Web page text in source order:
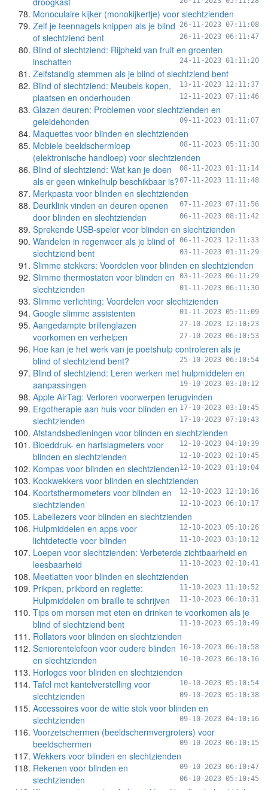
Monoculaire kijker (monokijkertje) voor slechtzienden
26-11-2023 07:11:08
Zelf je teennagels knippen als je blind
of slechtziend bent
26-11-2023 06:11:47
Blind of slechtziend: Rijpheid van fruit en groenten
inschatten
24-11-2023 01:11:20
Zelfstandig stemmen als je blind of slechtziend bent
13-11-2023 12:11:37
Blind of slechtziend: Meubels kopen,
plaatsen en onderhouden
12-11-2023 07:11:46
Glazen deuren: Problemen voor slechtzienden en
geleidehonden
09-11-2023 01:11:07
Maquettes voor blinden en slechtzienden
08-11-2023 05:11:30
Mobiele beeldschermloep
(elektronische handloep) voor slechtzienden
08-11-2023 01:11:14
Blind of slechtziend: Wat kan je doen
als er geen winkelhulp beschikbaar is?07-11-2023 11:11:48
Merkpasta voor blinden en slechtzienden
07-11-2023 07:11:56
Deurklink vinden en deuren openen
door blinden en slechtzienden
06-11-2023 08:11:42
Sprekende USB-speler voor blinden en slechtzienden
06-11-2023 12:11:33
Wandelen in regenweer als je blind of
slechtziend bent
03-11-2023 01:11:29
Slimme stekkers: Voordelen voor blinden en slechtzienden
03-11-2023 06:11:29
Slimme thermostaten voor blinden en
slechtzienden
01-11-2023 06:11:30
Slimme verlichting: Voordelen voor slechtzienden
01-11-2023 05:11:09
Google slimme assistenten
27-10-2023 12:10:23
Aangedampte brillenglazen
voorkomen en verhelpen
27-10-2023 06:10:53
Hoe kan je het werk van je poetshulp controleren als je
blind of slechtziend bent?
25-10-2023 06:10:54
Blind of slechtziend: Leren werken met hulpmiddelen en
aanpassingen
19-10-2023 03:10:12
Apple AirTag: Verloren voorwerpen terugvinden
17-10-2023 03:10:45
Ergotherapie aan huis voor blinden en
slechtzienden
17-10-2023 07:10:43
Afstandsbedieningen voor blinden en slechtzienden
12-10-2023 04:10:39
Bloeddruk- en hartslagmeters voor
blinden en slechtzienden
12-10-2023 02:10:45
Kompas voor blinden en slechtzienden12-10-2023 01:10:04
Kookwekkers voor blinden en slechtzienden
12-10-2023 12:10:16
Koortsthermometers voor blinden en
slechtzienden
12-10-2023 06:10:17
Labellezers voor blinden en slechtzienden
12-10-2023 05:10:26
Hulpmiddelen en apps voor
lichtdetectie voor blinden
11-10-2023 03:10:12
Loepen voor slechtzienden: Verbeterde zichtbaarheid en
leesbaarheid
11-10-2023 02:10:41
Meetlatten voor blinden en slechtzienden
11-10-2023 11:10:52
Prikpen, prikbord en reglette:
Hulpmiddelen om braille te schrijven
11-10-2023 06:10:31
Tips om morsen met eten en drinken te voorkomen als je
blind of slechtziend bent
11-10-2023 05:10:49
Rollators voor blinden en slechtzienden
10-10-2023 06:10:58
Seniorentelefoon voor oudere blinden
en slechtzienden
10-10-2023 06:10:16
Horloges voor blinden en slechtzienden
10-10-2023 05:10:54
Tafel met kantelverstelling voor
slechtzienden
09-10-2023 05:10:38
Accessoires voor de witte stok voor blinden en
slechtzienden
09-10-2023 04:10:16
Voorzetschermen (beeldschermvergroters) voor
beeldschermen
09-10-2023 06:10:15
Wekkers voor blinden en slechtzienden
09-10-2023 06:10:47
Rekenen voor blinden en
slechtzienden
06-10-2023 05:10:45